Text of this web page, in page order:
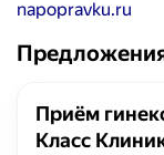
napopravku.ru
Приём
Класс